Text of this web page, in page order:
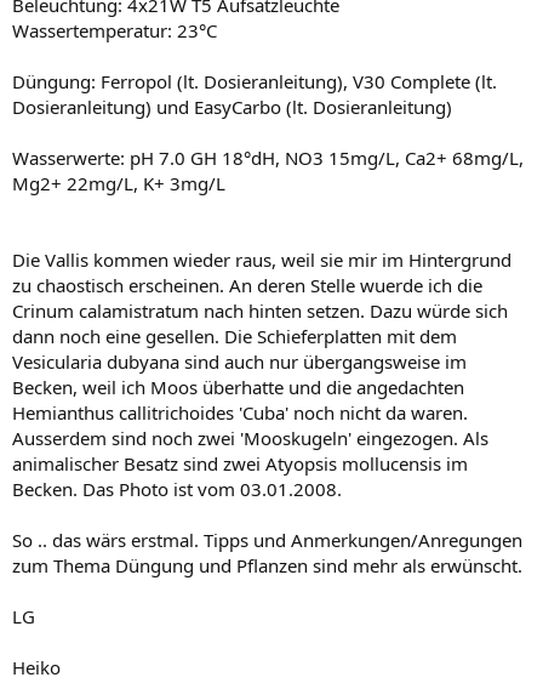
Wassertemperatur: 23°C
Düngung: Ferropol (lt. Dosieranleitung), V30 Complete (lt.
Dosieranleitung) und EasyCarbo (lt. Dosieranleitung)
Wasserwerte: pH 7.0 GH 18°dH, NO3 15mg/L, Ca2+ 68mg/L,
Mg2+ 22mg/L, K+ 3mg/L
Die Vallis kommen wieder raus, weil sie mir im Hintergrund
zu chaostisch erscheinen. An deren Stelle wuerde ich die
Crinum calamistratum nach hinten setzen. Dazu würde sich
dann noch eine gesellen. Die Schieferplatten mit dem
Vesicularia dubyana sind auch nur übergangsweise im
Becken, weil ich Moos überhatte und die angedachten
Hemianthus callitrichoides 'Cuba' noch nicht da waren.
Ausserdem sind noch zwei 'Mooskugeln' eingezogen. Als
animalischer Besatz sind zwei Atyopsis mollucensis im
Becken. Das Photo ist vom 03.01.2008.
So .. das wärs erstmal. Tipps und Anmerkungen/Anregungen
zum Thema Düngung und Pflanzen sind mehr als erwünscht.
LG
Heiko